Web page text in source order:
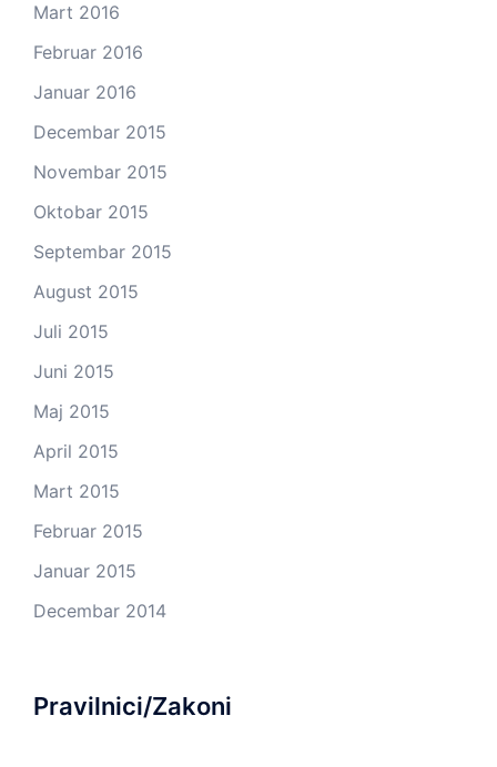
Mart 2016
Februar 2016
Januar 2016
Decembar 2015
Novembar 2015
Oktobar 2015
Septembar 2015
August 2015
Juli 2015
Juni 2015
Maj 2015
April 2015
Mart 2015
Februar 2015
Januar 2015
Decembar 2014
Pravilnici/Zakoni